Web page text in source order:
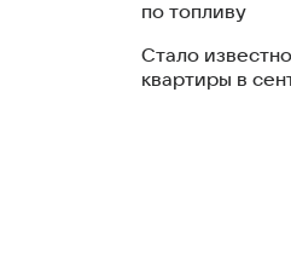
по топливу
Стало
квартиры в